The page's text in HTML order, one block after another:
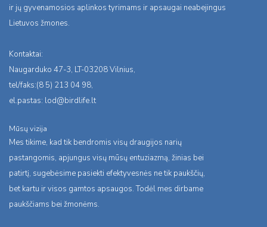
ir jų gyvenamosios aplinkos tyrimams ir apsaugai neabejingus
Lietuvos žmones.
Kontaktai:
Naugarduko 47-3, LT-03208 Vilnius,
tel/faks:(8 5) 213 04 98,
el.pastas: lod@birdlife.lt
Mūsų vizija
Mes tikime, kad tik bendromis visų draugijos narių
pastangomis, apjungus visų mūsų entuziazmą, žinias bei
patirtį, sugebėsime pasiekti efektyvesnės ne tik paukščių,
bet kartu ir visos gamtos apsaugos. Todėl mes dirbame
paukščiams bei žmonėms.